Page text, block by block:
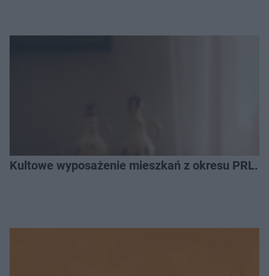
Kultowe wyposażenie mieszkań z okresu PRL.